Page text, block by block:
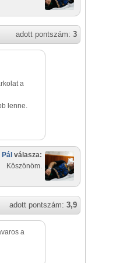
adott pontszám: 3
a
lenne.
válasza:
Köszönöm.
adott pontszám: 3,9
a